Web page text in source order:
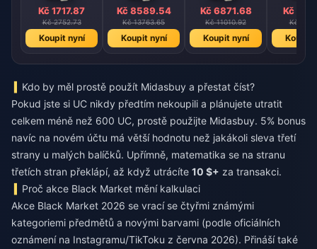
Kč 1717.87
Kč 2752.73
Koupit nyní
Kč 8589.54
Kč 13763.65
Koupit nyní
Kč 6871.68
Kč 11010.92
Koupit nyní
Kč
Kč
Koupit
Kdo by měl prostě použít Midasbuy a přestat číst?
Pokud jste si UC nikdy předtím nekoupili a plánujete utratit
celkem méně než 600 UC, prostě použijte Midasbuy. 5% bonus
navíc na novém účtu má větší hodnotu než jakákoli sleva třetí
strany u malých balíčků. Upřímně, matematika se na stranu
třetích stran překlápí, až když utrácíte 10 $+ za transakci.
Proč akce Black Market mění kalkulaci
Akce Black Market 2026 se vrací se čtyřmi známými
kategoriemi předmětů a novými barvami (podle oficiálních
oznámení na Instagramu/TikToku z června 2026). Přináší také